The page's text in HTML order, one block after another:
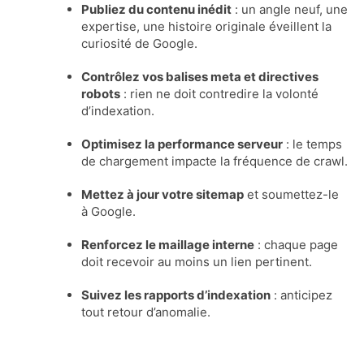
Publiez du contenu inédit : un angle neuf, une
expertise, une histoire originale éveillent la
curiosité de Google.
Contrôlez vos balises meta et directives
robots : rien ne doit contredire la volonté
d’indexation.
Optimisez la performance serveur : le temps
de chargement impacte la fréquence de crawl.
Mettez à jour votre sitemap et soumettez-le
à Google.
Renforcez le maillage interne : chaque page
doit recevoir au moins un lien pertinent.
Suivez les rapports d’indexation : anticipez
tout retour d’anomalie.